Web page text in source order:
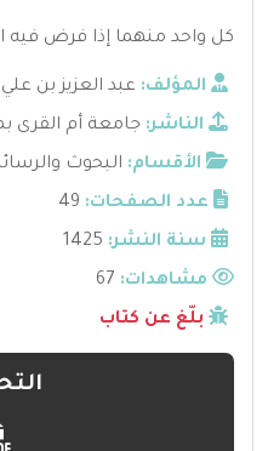
كل واحد منهما إذا فرض فيه
المؤلف: عبد العزيز بن
الناشر: جامعة أم القرى
الأقسام: البحوث
عدد الصفحات: 49
سنة النشر: 1425
مشاهدات:
بلّغ عن كتاب